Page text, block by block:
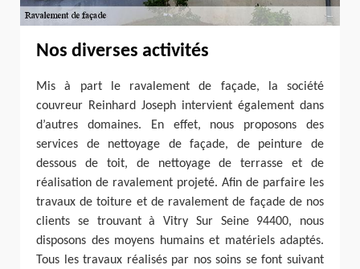
Nos diverses activités
Mis à part le ravalement de façade, la société
couvreur Reinhard Joseph intervient également dans
d’autres domaines. En effet, nous proposons des
services de nettoyage de façade, de peinture de
dessous de toit, de nettoyage de terrasse et de
réalisation de ravalement projeté. Afin de parfaire les
travaux de toiture et de ravalement de façade de nos
clients se trouvant à Vitry Sur Seine 94400, nous
disposons des moyens humains et matériels adaptés.
Tous les travaux réalisés par nos soins se font suivant